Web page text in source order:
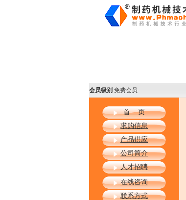
会员级别免费会员
首 页
求购信息
产品供应
公司简介
人才招聘
在线咨询
联系方式